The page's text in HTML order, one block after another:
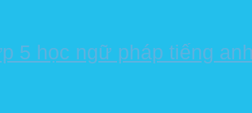
5 học ngữ pháp tiếng